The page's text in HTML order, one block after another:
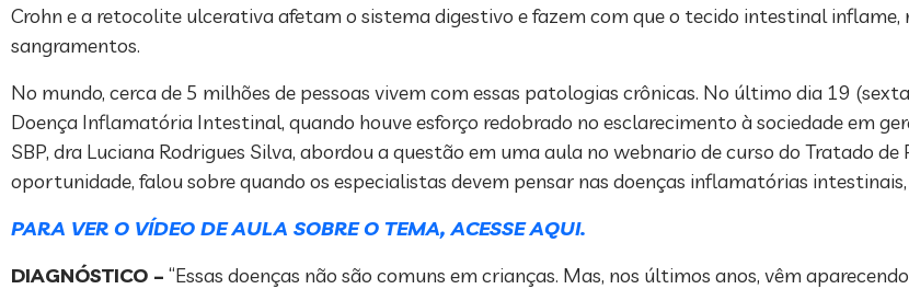
Crohn e a retocolite ulcerativa afetam o sistema digestivo e fazem com que o tecido intestinal inflame,
sangramentos.
No mundo, cerca de 5 milhões de pessoas vivem com essas patologias crônicas. No último dia 19
Doença Inflamatória Intestinal, quando houve esforço redobrado no esclarecimento à sociedade em
SBP, dra Luciana Rodrigues Silva, abordou a questão em uma aula no webnario de curso do Tratado
oportunidade, falou sobre quando os especialistas devem pensar nas doenças inflamatórias
PARA VER O VÍDEO DE AULA SOBRE O TEMA, ACESSE AQUI.
DIAGNÓSTICO – “Essas doenças não são comuns em crianças. Mas, nos últimos anos, vêm